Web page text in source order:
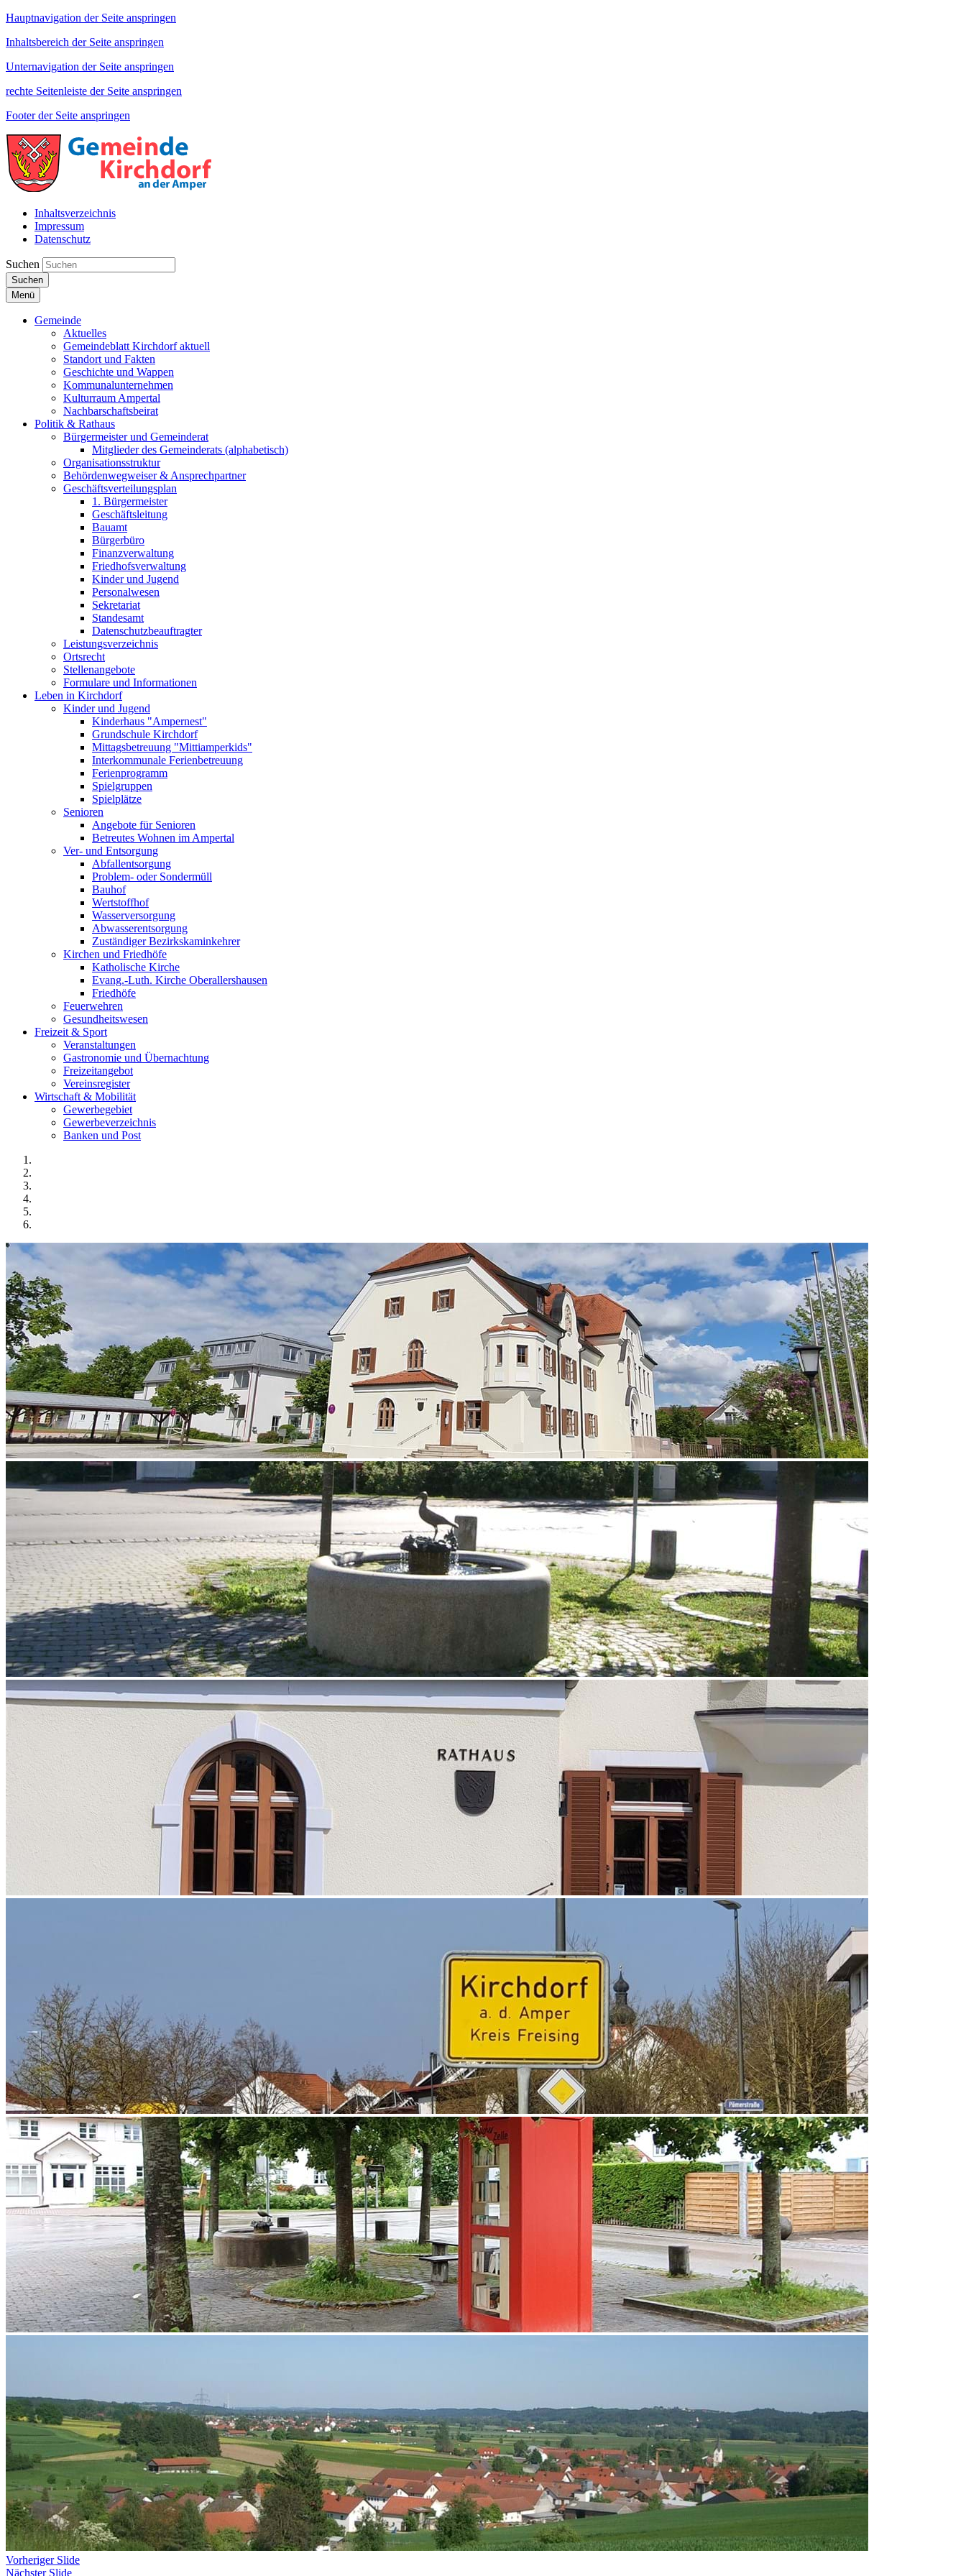
Hauptnavigation der Seite anspringen
Inhaltsbereich der Seite anspringen
Unternavigation der Seite anspringen
rechte Seitenleiste der Seite anspringen
Footer der Seite anspringen
Inhaltsverzeichnis
Impressum
Datenschutz
Suchen
Suchen
Menü
Gemeinde
Aktuelles
Gemeindeblatt Kirchdorf aktuell
Standort und Fakten
Geschichte und Wappen
Kommunalunternehmen
Kulturraum Ampertal
Nachbarschaftsbeirat
Politik & Rathaus
Bürgermeister und Gemeinderat
Mitglieder des Gemeinderats (alphabetisch)
Organisationsstruktur
Behördenwegweiser & Ansprechpartner
Geschäftsverteilungsplan
1. Bürgermeister
Geschäftsleitung
Bauamt
Bürgerbüro
Finanzverwaltung
Friedhofsverwaltung
Kinder und Jugend
Personalwesen
Sekretariat
Standesamt
Datenschutzbeauftragter
Leistungsverzeichnis
Ortsrecht
Stellenangebote
Formulare und Informationen
Leben in Kirchdorf
Kinder und Jugend
Kinderhaus "Ampernest"
Grundschule Kirchdorf
Mittagsbetreuung "Mittiamperkids"
Interkommunale Ferienbetreuung
Ferienprogramm
Spielgruppen
Spielplätze
Senioren
Angebote für Senioren
Betreutes Wohnen im Ampertal
Ver- und Entsorgung
Abfallentsorgung
Problem- oder Sondermüll
Bauhof
Wertstoffhof
Wasserversorgung
Abwasserentsorgung
Zuständiger Bezirkskaminkehrer
Kirchen und Friedhöfe
Katholische Kirche
Evang.-Luth. Kirche Oberallershausen
Friedhöfe
Feuerwehren
Gesundheitswesen
Freizeit & Sport
Veranstaltungen
Gastronomie und Übernachtung
Freizeitangebot
Vereinsregister
Wirtschaft & Mobilität
Gewerbegebiet
Gewerbeverzeichnis
Banken und Post
Vorheriger Slide
Nächster Slide